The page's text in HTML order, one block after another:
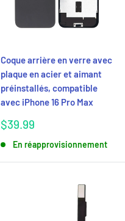
Coque arrière en verre avec
plaque en acier et aimant
préinstallés, compatible
avec iPhone 16 Pro Max
Prix
$39.99
En réapprovisionnement